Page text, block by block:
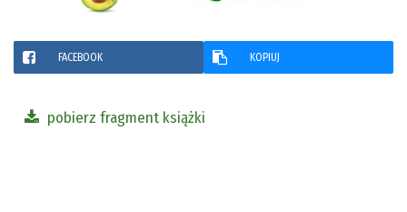
FACEBOOK KOPIUJ
pobierz fragment książki